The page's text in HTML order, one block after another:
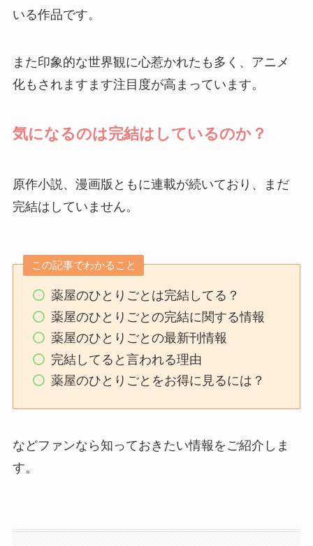
いる作品です。
また印象的な世界観に心惹かれたも多く、アニメ
化もされますます注目度が高まっています。
気になるのは完結はしているのか？
原作小説、漫画版ともに連載が続いており、まだ
完結はしていません。
この記事でわかること
薬屋のひとりごとは完結してる？
薬屋のひとりごとの完結に関する情報
薬屋のひとりごとの最新刊情報
完結してると言われる理由
薬屋のひとりごとをお得に見るには？
などファンなら知っておきたい情報をご紹介しま
す。